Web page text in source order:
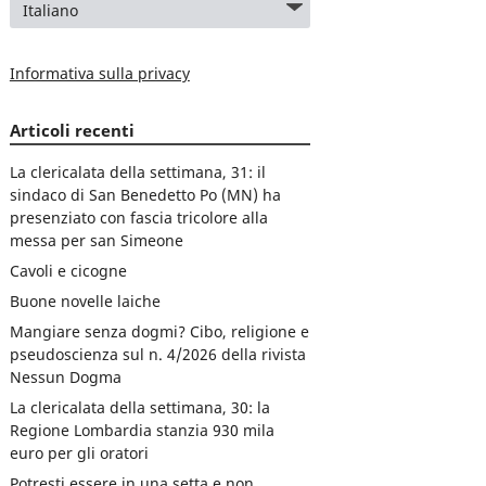
Informativa sulla privacy
Articoli recenti
La clericalata della settimana, 31: il
sindaco di San Benedetto Po (MN) ha
presenziato con fascia tricolore alla
messa per san Simeone
Cavoli e cicogne
Buone novelle laiche
Mangiare senza dogmi? Cibo, religione e
pseudoscienza sul n. 4/2026 della rivista
Nessun Dogma
La clericalata della settimana, 30: la
Regione Lombardia stanzia 930 mila
euro per gli oratori